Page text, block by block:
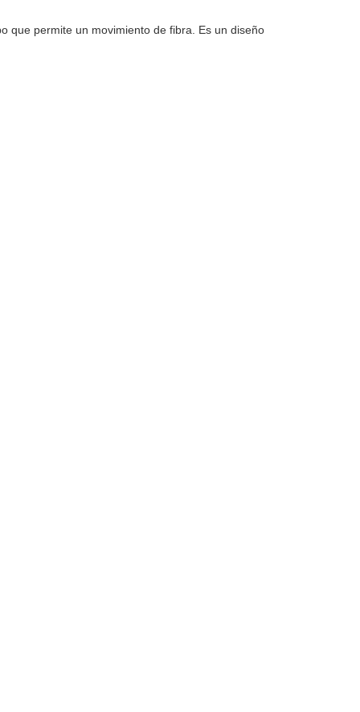
que permite un movimiento de fibra. Es un diseño